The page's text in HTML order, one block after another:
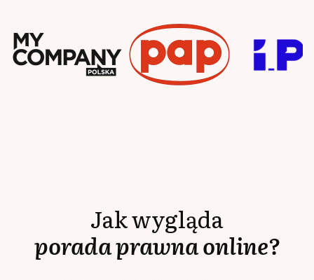
Jak wygląda
porada prawna online?